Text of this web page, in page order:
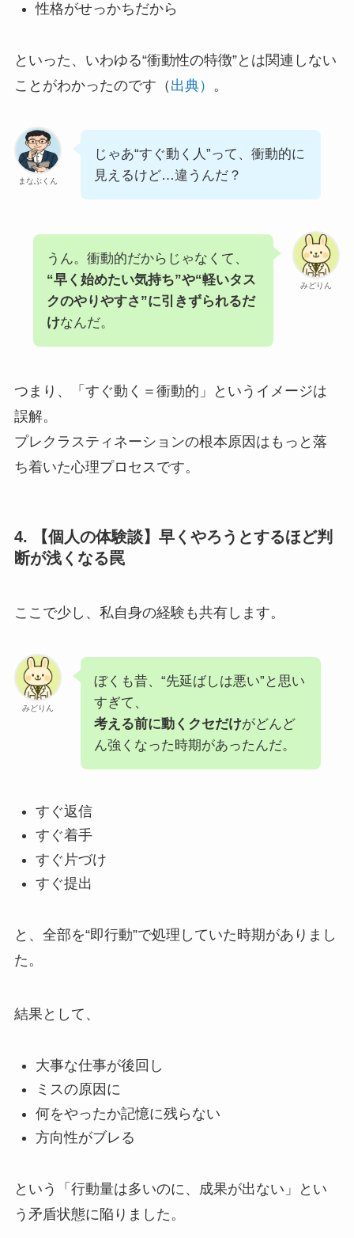
性格がせっかちだから
といった、いわゆる“衝動性の特徴”とは関連しない
ことがわかったのです（ 出典） 。
まなぶくん
じゃあ“すぐ動く人”って、衝動的に
見えるけど…違うんだ？
みどりん
うん。衝動的だからじゃなくて、
“早く始めたい気持ち”や“軽いタス
クのやりやすさ”に引きずられるだ
けなんだ。
つまり、「すぐ動く＝衝動的」というイメージは
誤解。
プレクラスティネーションの根本原因はもっと落
ち着いた心理プロセスです。
4. 【個人の体験談】早くやろうとするほど判
断が浅くなる罠
ここで少し、私自身の経験も共有します。
みどりん
ぼくも昔、“先延ばしは悪い”と思い
すぎて、
考える前に動くクセだけがどんど
ん強くなった時期があったんだ。
すぐ返信
すぐ着手
すぐ片づけ
すぐ提出
と、全部を“即行動”で処理していた時期がありまし
た。
結果として、
大事な仕事が後回し
ミスの原因に
何をやったか記憶に残らない
方向性がブレる
という「行動量は多いのに、成果が出ない」とい
う矛盾状態に陥りました。